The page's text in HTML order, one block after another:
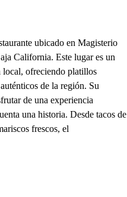
ubicado en Magisterio
California. Este lugar es un
local, ofreciendo platillos
de la región. Su
de una experiencia
una historia. Desde tacos de
frescos, el